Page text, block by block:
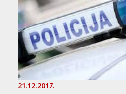
21.12.2017.